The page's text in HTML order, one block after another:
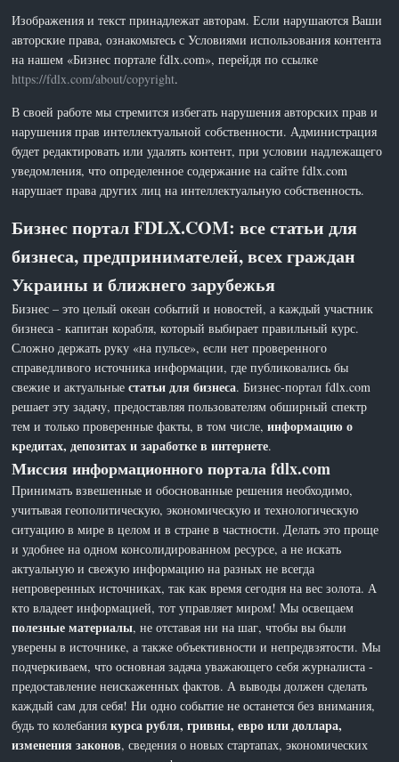
Изображения и текст принадлежат авторам. Если нарушаются Ваши
авторские права, ознакомьтесь с Условиями использования контента
на нашем «Бизнес портале fdlx.com», перейдя по ссылке
https://fdlx.com/about/copyright.
В своей работе мы стремится избегать нарушения авторских прав и
нарушения прав интеллектуальной собственности. Администрация
будет редактировать или удалять контент, при условии надлежащего
уведомления, что определенное содержание на сайте fdlx.com
нарушает права других лиц на интеллектуальную собственность.
Бизнес портал FDLX.COM: все статьи для
бизнеса, предпринимателей, всех граждан
Украины и ближнего зарубежья
Бизнес – это целый океан событий и новостей, а каждый участник
бизнеса - капитан корабля, который выбирает правильный курс.
Сложно держать руку «на пульсе», если нет проверенного
справедливого источника информации, где публиковались бы
свежие и актуальныестатьи для бизнеса. Бизнес-портал fdlx.com
решает эту задачу, предоставляя пользователям обширный спектр
тем и только проверенные факты, в том числе,информацию о
кредитах, депозитах и заработке в интернете.
Миссия информационного портала fdlx.com
Принимать взвешенные и обоснованные решения необходимо,
учитывая геополитическую, экономическую и технологическую
ситуацию в мире в целом и в стране в частности. Делать это проще
и удобнее на одном консолидированном ресурсе, а не искать
актуальную и свежую информацию на разных не всегда
непроверенных источниках, так как время сегодня на вес золота. А
кто владеет информацией, тот управляет миром! Мы освещаем
полезные материалы, не отставая ни на шаг, чтобы вы были
уверены в источнике, а также объективности и непредвзятости. Мы
подчеркиваем, что основная задача уважающего себя журналиста -
предоставление неискаженных фактов. А выводы должен сделать
каждый сам для себя! Ни одно событие не останется без внимания,
будь то колебаниякурса рубля, гривны, евро или доллара,
изменения законов, сведения о новых стартапах, экономических